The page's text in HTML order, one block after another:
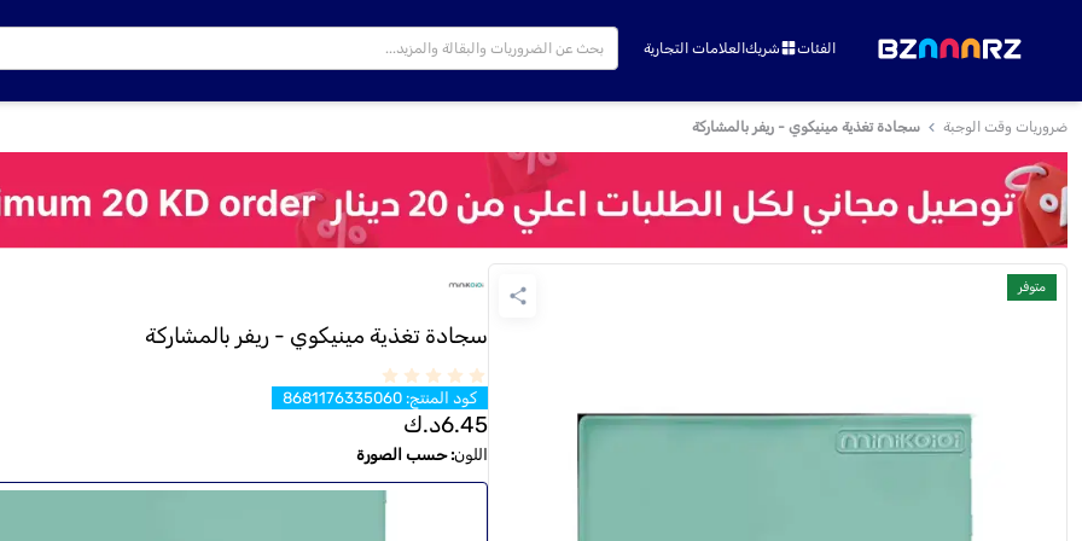
الفئات شريكالعلامات التجارية
ضروريات وقت الوجبة سجادة تغذية مينيكوي - ريفر بالمشاركة
متوفر
سجادة تغذية مينيكوي - ريفر بالمشاركة
كود المنتج:
8681176335060
6.45د.ك
اللون:حسب الصورة